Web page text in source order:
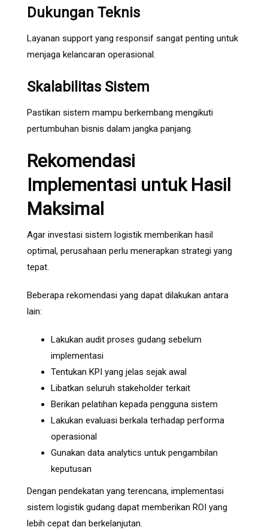
Dukungan Teknis
Layanan support yang responsif sangat penting untuk
menjaga kelancaran operasional.
Skalabilitas Sistem
Pastikan sistem mampu berkembang mengikuti
pertumbuhan bisnis dalam jangka panjang.
Rekomendasi
Implementasi untuk Hasil
Maksimal
Agar investasi sistem logistik memberikan hasil
optimal, perusahaan perlu menerapkan strategi yang
tepat.
Beberapa rekomendasi yang dapat dilakukan antara
lain:
Lakukan audit proses gudang sebelum
implementasi
Tentukan KPI yang jelas sejak awal
Libatkan seluruh stakeholder terkait
Berikan pelatihan kepada pengguna sistem
Lakukan evaluasi berkala terhadap performa
operasional
Gunakan data analytics untuk pengambilan
keputusan
Dengan pendekatan yang terencana, implementasi
sistem logistik gudang dapat memberikan ROI yang
lebih cepat dan berkelanjutan.